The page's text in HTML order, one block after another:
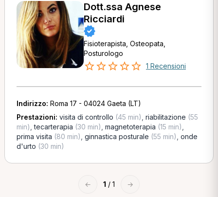
Dott.ssa Agnese
Ricciardi
Fisioterapista, Osteopata,
Posturologo
1 Recensioni
Indirizzo: Roma 17 - 04024 Gaeta (LT)
Prestazioni: visita di controllo (45 min) riabilitazione (55
min) ,tecarterapia (30 min) magnetoterapia (15 min)
prima visita (80 min) ginnastica posturale (55 min) onde
d'urto (30 min)
← 1 / 1 →